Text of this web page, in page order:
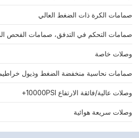
صمامات الكرة ذات الضغط العالي
صمامات التحكم في التدفق، صمامات الفحص
وصلات خاصة
صمامات نحاسية منخفضة الضغط وذيول
وصلات عالية/فائقة الارتفاع 10000PSI+
وصلات سريعة هوائية